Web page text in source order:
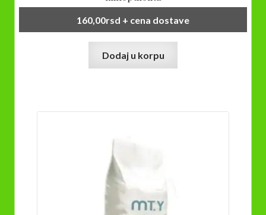
160,00rsd + cena dostave
Dodaj u korpu